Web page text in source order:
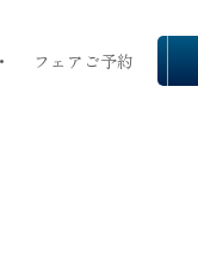
フェアご予約